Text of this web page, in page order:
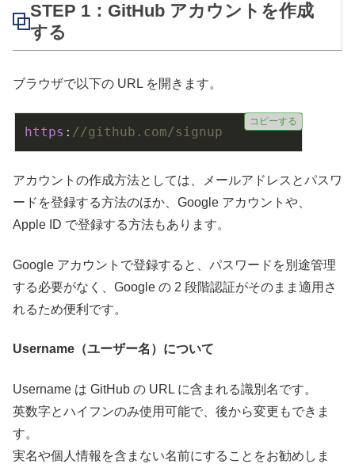
STEP 1：GitHub アカウントを作成
する
ブラウザで以下の URL を開きます。
https : //github.com/signup
コピーする
アカウントの作成方法としては、メールアドレスとパスワ
ードを登録する方法のほか、Google アカウントや、
Apple ID で登録する方法もあります。
Google アカウントで登録すると、パスワードを別途管理
する必要がなく、Google の 2 段階認証がそのまま適用さ
れるため便利です。
Username（ユーザー名）について
Username は GitHub の URL に含まれる識別名です。
英数字とハイフンのみ使用可能で、後から変更もできま
す。
実名や個人情報を含まない名前にすることをお勧めしま